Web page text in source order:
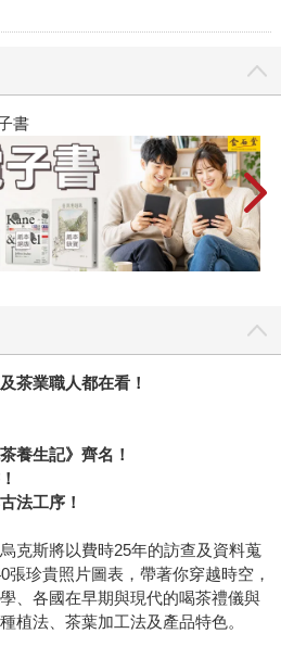
書
茶業職人都在看！
養生記》齊名！
法工序！
克斯將以費時25年的訪查及資料蒐
珍貴照片圖表，帶著你穿越時空，
、各國在早期與現代的喝茶禮儀與
植法、茶葉加工法及產品特色。